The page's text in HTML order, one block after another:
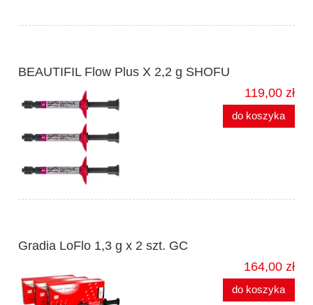
BEAUTIFIL Flow Plus X 2,2 g SHOFU
119,00 zł
do koszyka
Gradia LoFlo 1,3 g x 2 szt. GC
164,00 zł
do koszyka